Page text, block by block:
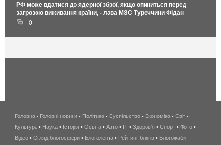
РФ може вдатися до ядерної зброї, якщо опиниться перед
загрозою виживання країни, - лава МЗС Туреччини Фідан
0
беспроводной
интернет
киев
Головна • Головні новини • Політика • Суспільство • Економіка • Світ •
Культура • Наука • Історія • Освіта • Авто • IT • Здоров'я • Спорт • Фото •
Відео • Огляд блогосфери • Блоголента • Рейтинг блогів • Блогожаби